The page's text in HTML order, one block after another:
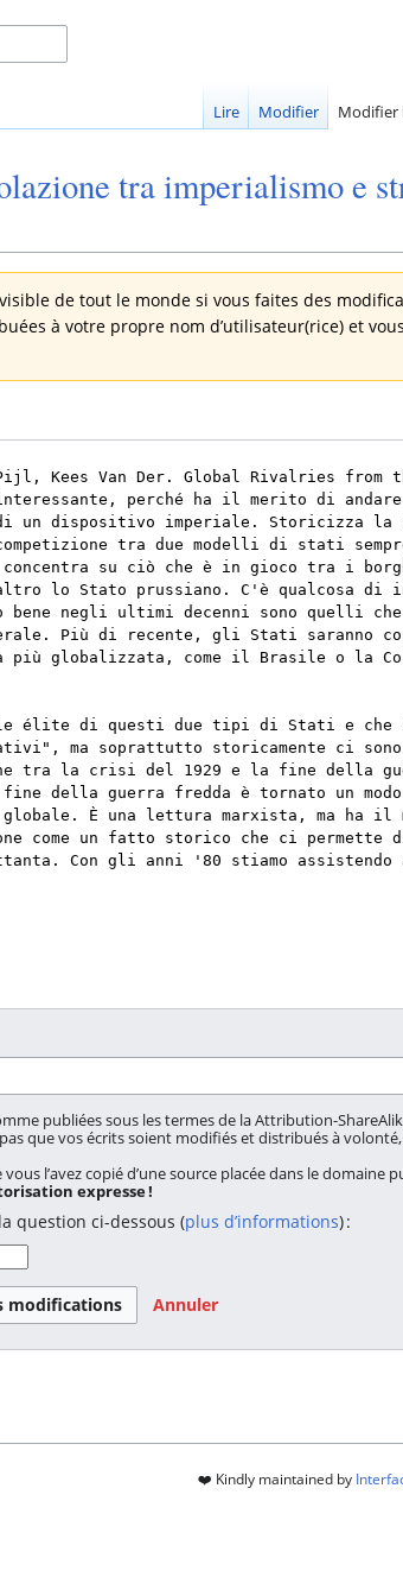
Lire Modifier Modifier
tra imperialismo e
de tout le monde si vous faites des
à votre propre nom d’utilisateur(rice) et
publiées sous les termes de la Attribution-
que vos écrits soient modifiés et distribués à
l’avez copié d’une source placée dans le domaine
expresse !
question ci-dessous (plus d’informations) :
Annuler
❤️ Kindly maintained by